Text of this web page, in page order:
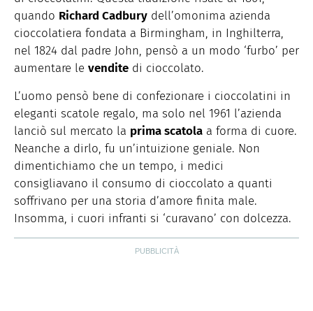
quando Richard Cadbury dell’omonima azienda
cioccolatiera fondata a Birmingham, in Inghilterra,
nel 1824 dal padre John, pensò a un modo ‘furbo’ per
aumentare le vendite di cioccolato.
L’uomo pensò bene di confezionare i cioccolatini in
eleganti scatole regalo, ma solo nel 1961 l’azienda
lanciò sul mercato la prima scatola a forma di cuore.
Neanche a dirlo, fu un’intuizione geniale. Non
dimentichiamo che un tempo, i medici
consigliavano il consumo di cioccolato a quanti
soffrivano per una storia d’amore finita male.
Insomma, i cuori infranti si ‘curavano’ con dolcezza.